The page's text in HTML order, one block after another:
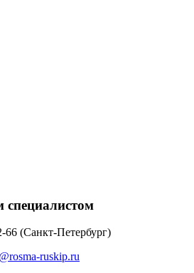
специалистом
66 (Санкт-Петербург)
ruskip.ru